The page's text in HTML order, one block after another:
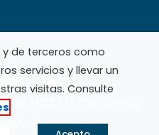
Madrid | Diseño web
de terceros como
servicios y llevar un
visitas. Consulte